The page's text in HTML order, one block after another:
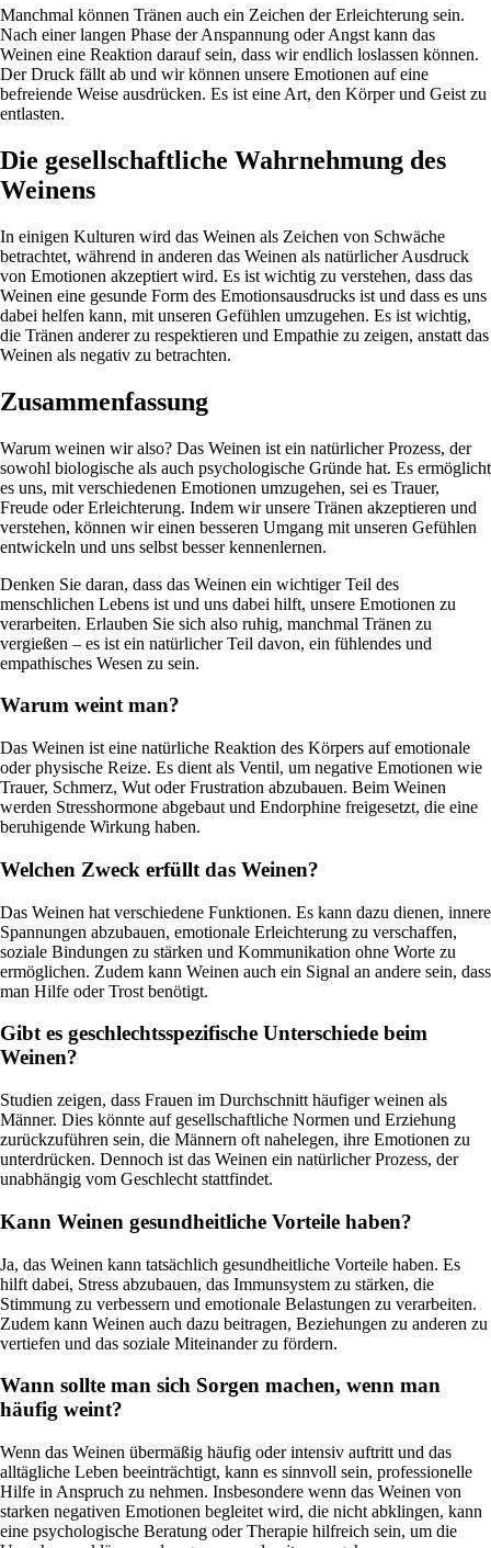
Manchmal können Tränen auch ein Zeichen der Erleichterung sein.
Nach einer langen Phase der Anspannung oder Angst kann das
Weinen eine Reaktion darauf sein, dass wir endlich loslassen können.
Der Druck fällt ab und wir können unsere Emotionen auf eine
befreiende Weise ausdrücken. Es ist eine Art, den Körper und Geist zu
entlasten.
Die gesellschaftliche Wahrnehmung des
Weinens
In einigen Kulturen wird das Weinen als Zeichen von Schwäche
betrachtet, während in anderen das Weinen als natürlicher Ausdruck
von Emotionen akzeptiert wird. Es ist wichtig zu verstehen, dass das
Weinen eine gesunde Form des Emotionsausdrucks ist und dass es uns
dabei helfen kann, mit unseren Gefühlen umzugehen. Es ist wichtig,
die Tränen anderer zu respektieren und Empathie zu zeigen, anstatt das
Weinen als negativ zu betrachten.
Zusammenfassung
Warum weinen wir also? Das Weinen ist ein natürlicher Prozess, der
sowohl biologische als auch psychologische Gründe hat. Es ermöglicht
es uns, mit verschiedenen Emotionen umzugehen, sei es Trauer,
Freude oder Erleichterung. Indem wir unsere Tränen akzeptieren und
verstehen, können wir einen besseren Umgang mit unseren Gefühlen
entwickeln und uns selbst besser kennenlernen.
Denken Sie daran, dass das Weinen ein wichtiger Teil des
menschlichen Lebens ist und uns dabei hilft, unsere Emotionen zu
verarbeiten. Erlauben Sie sich also ruhig, manchmal Tränen zu
vergießen – es ist ein natürlicher Teil davon, ein fühlendes und
empathisches Wesen zu sein.
Warum weint man?
Das Weinen ist eine natürliche Reaktion des Körpers auf emotionale
oder physische Reize. Es dient als Ventil, um negative Emotionen wie
Trauer, Schmerz, Wut oder Frustration abzubauen. Beim Weinen
werden Stresshormone abgebaut und Endorphine freigesetzt, die eine
beruhigende Wirkung haben.
Welchen Zweck erfüllt das Weinen?
Das Weinen hat verschiedene Funktionen. Es kann dazu dienen, innere
Spannungen abzubauen, emotionale Erleichterung zu verschaffen,
soziale Bindungen zu stärken und Kommunikation ohne Worte zu
ermöglichen. Zudem kann Weinen auch ein Signal an andere sein, dass
man Hilfe oder Trost benötigt.
Gibt es geschlechtsspezifische Unterschiede beim
Weinen?
Studien zeigen, dass Frauen im Durchschnitt häufiger weinen als
Männer. Dies könnte auf gesellschaftliche Normen und Erziehung
zurückzuführen sein, die Männern oft nahelegen, ihre Emotionen zu
unterdrücken. Dennoch ist das Weinen ein natürlicher Prozess, der
unabhängig vom Geschlecht stattfindet.
Kann Weinen gesundheitliche Vorteile haben?
Ja, das Weinen kann tatsächlich gesundheitliche Vorteile haben. Es
hilft dabei, Stress abzubauen, das Immunsystem zu stärken, die
Stimmung zu verbessern und emotionale Belastungen zu verarbeiten.
Zudem kann Weinen auch dazu beitragen, Beziehungen zu anderen zu
vertiefen und das soziale Miteinander zu fördern.
Wann sollte man sich Sorgen machen, wenn man
häufig weint?
Wenn das Weinen übermäßig häufig oder intensiv auftritt und das
alltägliche Leben beeinträchtigt, kann es sinnvoll sein, professionelle
Hilfe in Anspruch zu nehmen. Insbesondere wenn das Weinen von
starken negativen Emotionen begleitet wird, die nicht abklingen, kann
eine psychologische Beratung oder Therapie hilfreich sein, um die